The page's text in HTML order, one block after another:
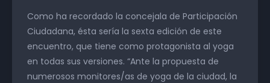
Como ha recordado la concejala de Participación
Ciudadana, ésta sería la sexta edición de este
encuentro, que tiene como protagonista al yoga
en todas sus versiones. “Ante la propuesta de
numerosos monitores/as de yoga de la ciudad, la